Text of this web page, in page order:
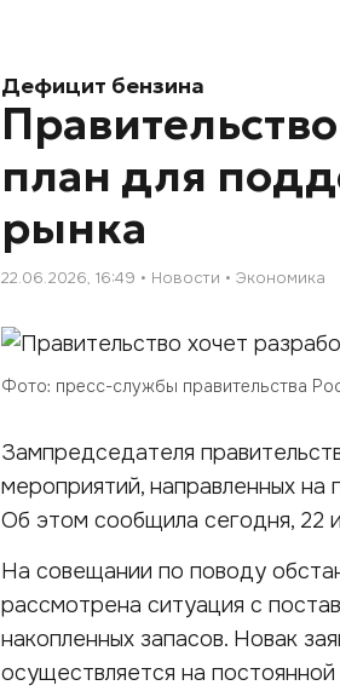
Дефицит бензина
план для
рынка
22.06.2026, 16:49 Новости Экономика
Фото: пресс-службы правительства
Зампредседателя
мероприятий, направленных
Об этом сообщила сегодня, 22
На совещании по поводу
рассмотрена ситуация с
накопленных запасов. Новак
осуществляется на постоянной